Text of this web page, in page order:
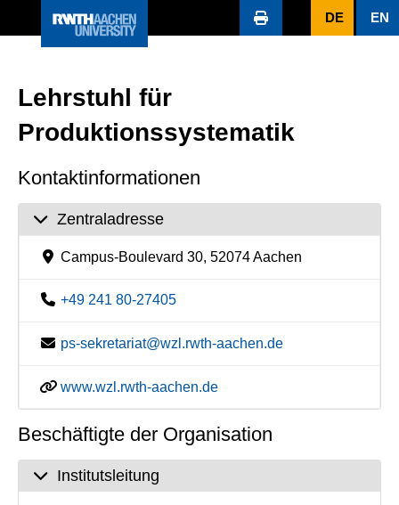
DE EN
Lehrstuhl für
Produktionssystematik
Kontaktinformationen
Zentraladresse
Campus-Boulevard 30, 52074 Aachen
+49 241 80-27405
ps-sekretariat@wzl.rwth-aachen.de
www.wzl.rwth-aachen.de
Beschäftigte der Organisation
Institutsleitung